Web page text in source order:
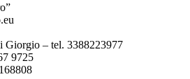
Giorgio – tel. 3388223977
9725